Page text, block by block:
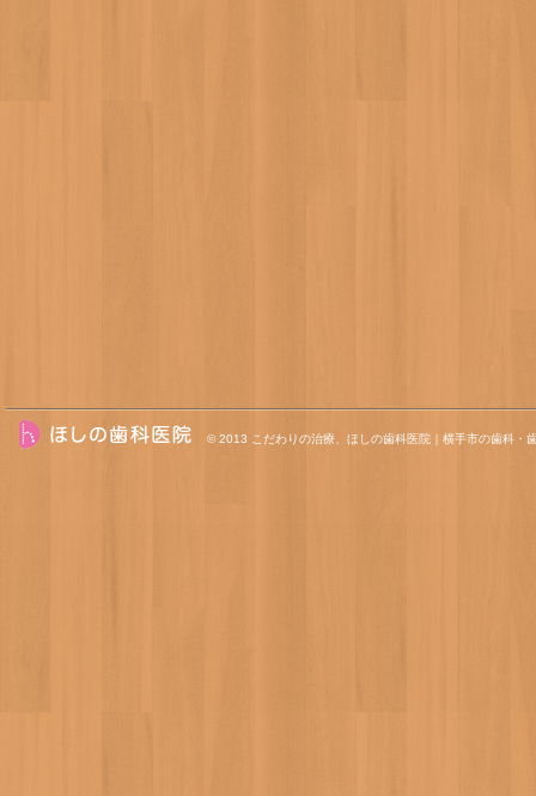
© 2013 こだわりの治療、ほしの歯科医院｜横手市の歯科・